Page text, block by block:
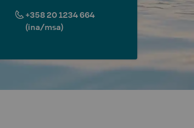
+358 20 1234 664
(ina/msa)